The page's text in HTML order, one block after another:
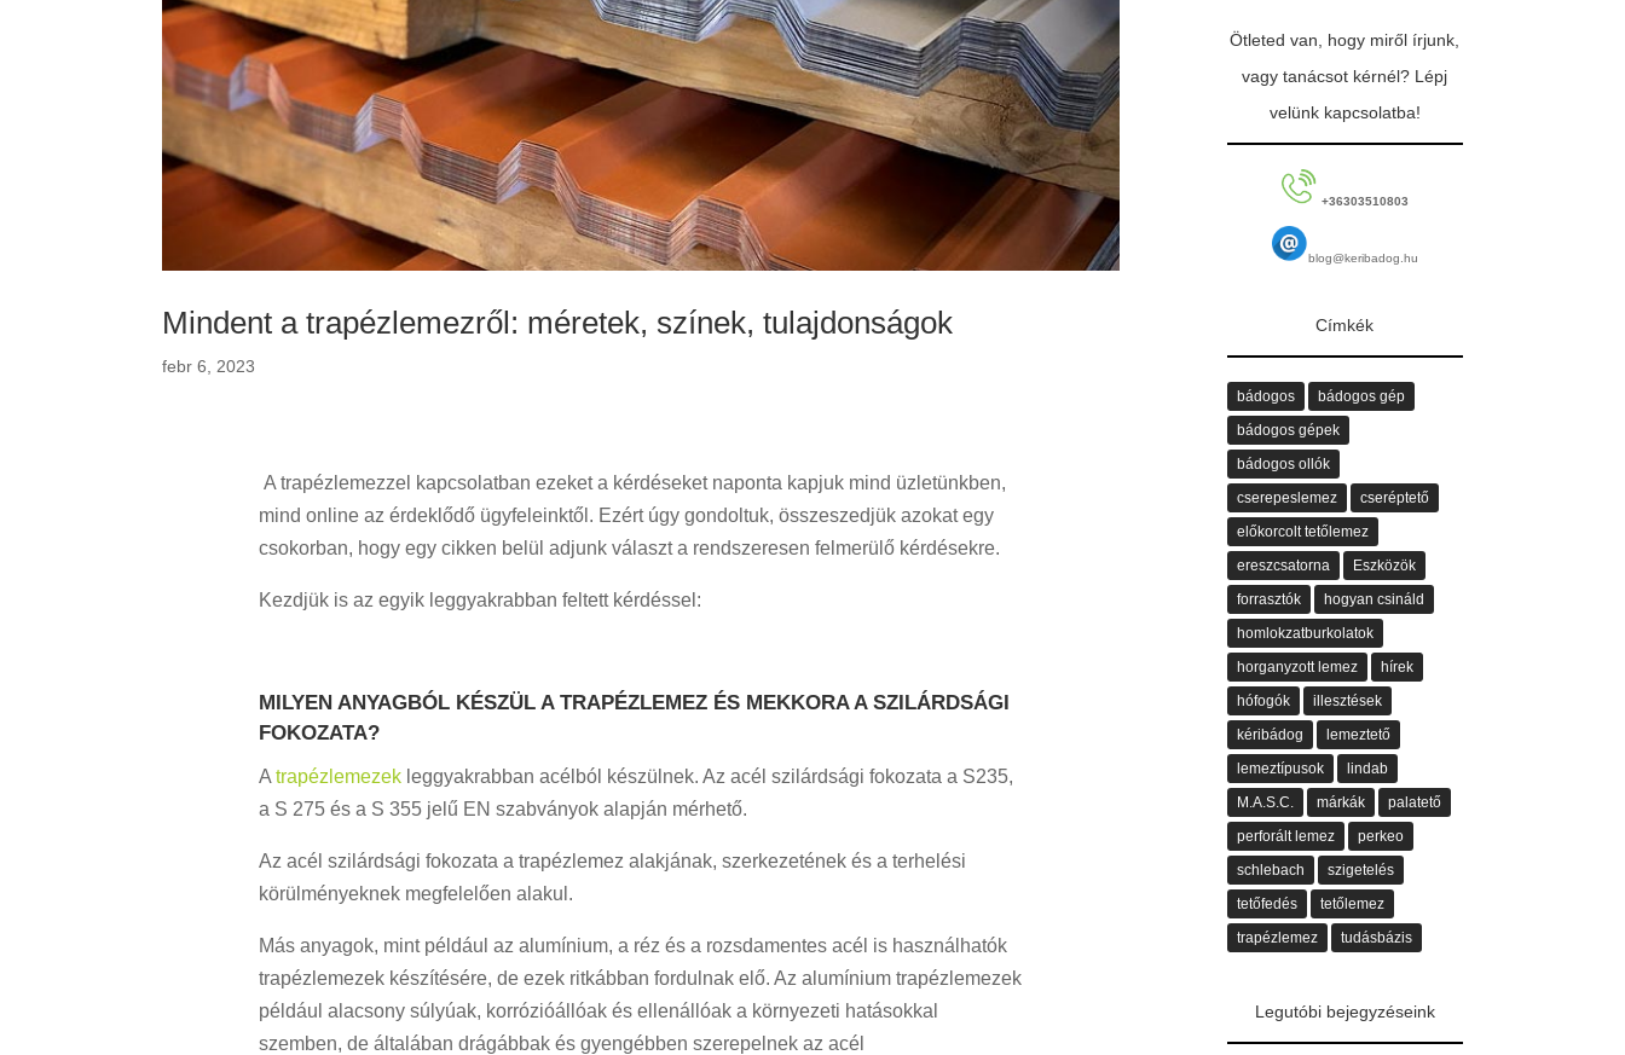
Mindent a trapézlemezről: méretek, színek, tulajdonságok
febr 6, 2023
A trapézlemezzel kapcsolatban ezeket a kérdéseket naponta kapjuk mind üzletünkben,
mind online az érdeklődő ügyfeleinktől. Ezért úgy gondoltuk, összeszedjük azokat egy
csokorban, hogy egy cikken belül adjunk választ a rendszeresen felmerülő kérdésekre.
Kezdjük is az egyik leggyakrabban feltett kérdéssel:
MILYEN ANYAGBÓL KÉSZÜL A TRAPÉZLEMEZ ÉS MEKKORA A SZILÁRDSÁGI
FOKOZATA?
A trapézlemezekleggyakrabban acélból készülnek. Az acél szilárdsági fokozata a S235,
a S 275 és a S 355 jelű EN szabványok alapján mérhető.
Az acél szilárdsági fokozata a trapézlemez alakjának, szerkezetének és a terhelési
körülményeknek megfelelően alakul.
Más anyagok, mint például az alumínium, a réz és a rozsdamentes acél is használhatók
trapézlemezek készítésére, de ezek ritkábban fordulnak elő. Az alumínium trapézlemezek
például alacsony súlyúak, korrózióállóak és ellenállóak a környezeti hatásokkal
szemben, de általában drágábbak és gyengébben szerepelnek az acél
Ötleted van, hogy miről írjunk,
vagy tanácsot kérnél? Lépj
velünk kapcsolatba!
+36303510803
blog@keribadog.hu
Címkék
bádogos
bádogos gép
bádogos gépek
bádogos ollók
cserepeslemez
cseréptető
előkorcolt tetőlemez
ereszcsatorna
Eszközök
forrasztók
hogyan csináld
homlokzatburkolatok
horganyzott lemez
hírek
hófogók
illesztések
kéribádog
lemeztető
lemeztípusok
lindab
M.A.S.C.
márkák
palatető
perforált lemez
perkeo
schlebach
szigetelés
tetőfedés
tetőlemez
trapézlemez
tudásbázis
Legutóbi bejegyzéseink